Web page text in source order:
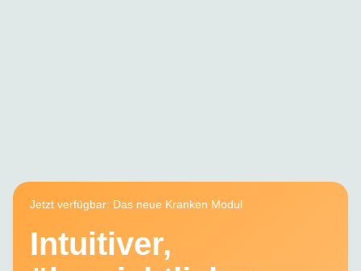
Jetzt verfügbar: Das neue Kranken Modul
Intuitiver,